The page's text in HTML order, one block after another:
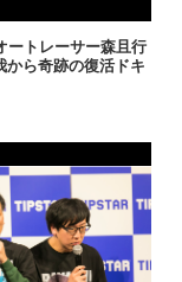
ートレーサー森且行
ら奇跡の復活ドキ